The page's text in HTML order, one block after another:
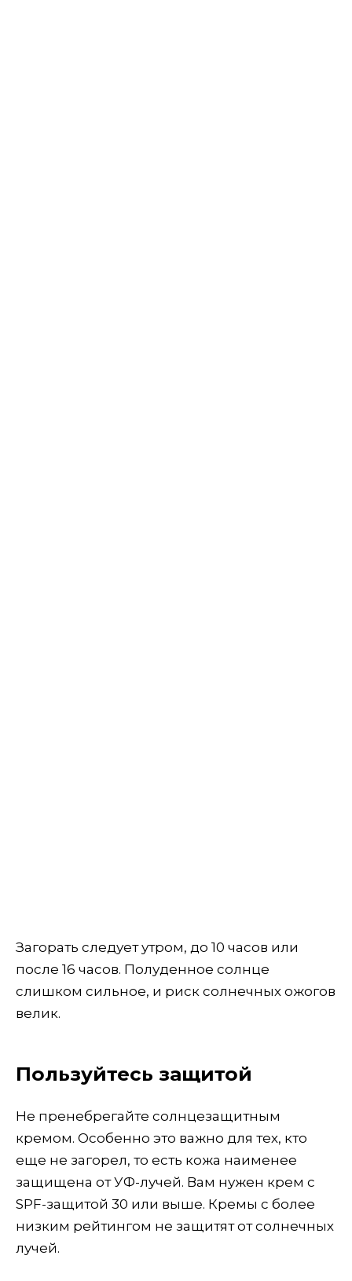
Загорать следует утром, до 10 часов или
после 16 часов. Полуденное солнце
слишком сильное, и риск солнечных ожогов
велик.
Пользуйтесь защитой
Не пренебрегайте солнцезащитным
кремом. Особенно это важно для тех, кто
еще не загорел, то есть кожа наименее
защищена от УФ-лучей. Вам нужен крем с
SPF-защитой 30 или выше. Кремы с более
низким рейтингом не защитят от солнечных
лучей.